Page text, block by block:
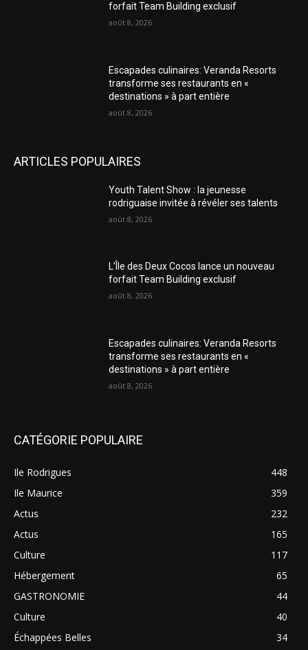
forfait Team Building exclusif
août 8, 2026
Escapades culinaires: Veranda Resorts
transforme ses restaurants en «
destinations » à part entière
août 8, 2026
ARTICLES POPULAIRES
Youth Talent Show : la jeunesse
rodriguaise invitée à révéler ses talents
août 8, 2026
L’Île des Deux Cocos lance un nouveau
forfait Team Building exclusif
août 8, 2026
Escapades culinaires: Veranda Resorts
transforme ses restaurants en «
destinations » à part entière
août 8, 2026
CATÉGORIE POPULAIRE
Ile Rodrigues
448
Ile Maurice
359
Actus
232
Actus
165
Culture
117
Hébergement
65
GASTRONOMIE
44
Culture
40
Échappées Belles
34